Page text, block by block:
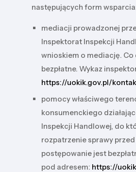
następujących form
mediacji prowadzonej
Inspektorat Inspekcji
wnioskiem o mediację.
bezpłatne. Wykaz
https://uokik.gov.pl/
pomocy właściwego
konsumenckiego
Inspekcji Handlowej, do
rozpatrzenie sprawy
postępowanie jest
pod adresem: https://